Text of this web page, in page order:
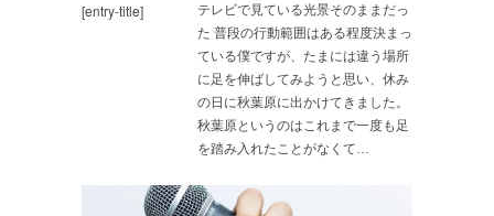
[entry-title]
テレビで見ている光景そのままだっ
た 普段の行動範囲はある程度決まっ
ている僕ですが、たまには違う場所
に足を伸ばしてみようと思い、休み
の日に秋葉原に出かけてきました。
秋葉原というのはこれまで一度も足
を踏み入れたことがなくて…